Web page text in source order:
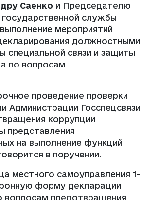
Саенко и Председателю
службы
мероприятий
должностными
специальной связи и защиты
по вопросам
проведение проверки
Госспецсвязи
коррупции
представления
на выполнение функций
в поручении.
местного самоуправления 1-
форму декларации
вопросам предотвращения